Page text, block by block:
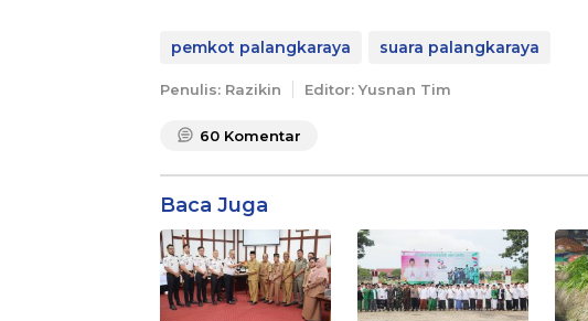
pemkot palangkaraya suara palangkaraya
Penulis: Razikin Editor: Yusnan Tim
60 Komentar
Baca Juga